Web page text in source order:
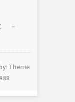
Theme